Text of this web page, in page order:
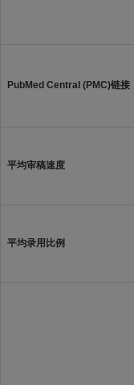
PubMed Central (PMC)链接
平均审稿速度
平均录用比例